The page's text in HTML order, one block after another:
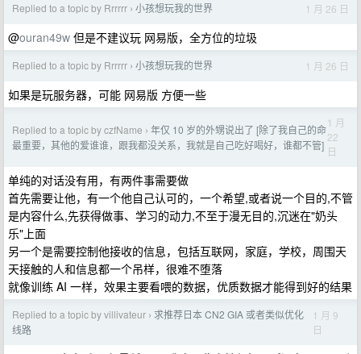
Replied to a topic by Rrrrrr › 小孩想玩我的世界 1 月 26 日
@ouran49w 但是不建议玩 网易版，全方位的垃圾
Replied to a topic by Rrrrrr › 小孩想玩我的世界 1 月 26 日
如果是玩服务器，可能 网易版 方便一些
Replied to a topic by czfName › 年仅 10 岁的外甥说出了 [除了我自己的命
最重要，其他的爱谁谁，跟我都没关系，我就是自己吃好喝好，谁都不管]
1 月
22
日
单纯的对话没有用，有两件事需要做
首先需要让他，有一个他自己认可的，一个希望,或者说一个目的,不管
是内容什么,先获得做事、学习的动力,不至于漫无目的,沉迷在"奶头
乐"上面
另一个是需要控制他接收的信息，包括互联网，家庭，学校，周围天
天接触的人和信息都一个吊样，很难不堕落
就像训练 AI 一样，效果主要看喂的数据，优质数据才能得到好的结果
Replied to a topic by villivateur › 求推荐日本 CN2 GIA 或者类似优化
线路
1 月 9
日